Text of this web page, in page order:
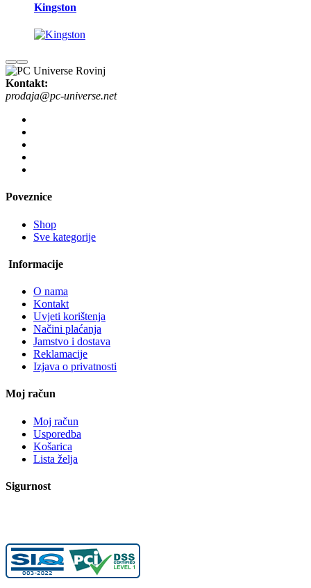
Kingston
Kontakt:
prodaja@pc-universe.net
Poveznice
Shop
Sve kategorije
Informacije
O nama
Kontakt
Uvjeti korištenja
Načini plaćanja
Jamstvo i dostava
Reklamacije
Izjava o privatnosti
Moj račun
Moj račun
Usporedba
Košarica
Lista želja
Sigurnost